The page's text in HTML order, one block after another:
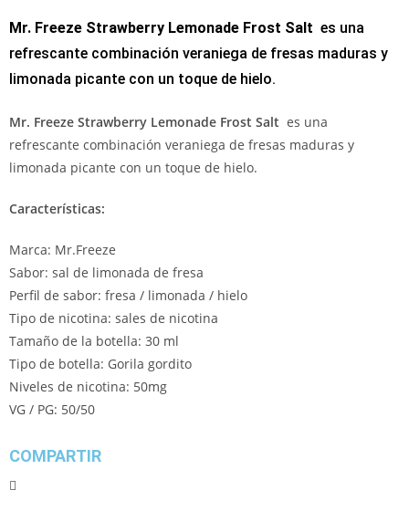
Mr. Freeze Strawberry Lemonade Frost Salt es una
refrescante combinación veraniega de fresas maduras y
limonada picante con un toque de hielo.
Mr. Freeze Strawberry Lemonade Frost Salt es una
refrescante combinación veraniega de fresas maduras y
limonada picante con un toque de hielo.
Características:
Marca: Mr.Freeze
Sabor: sal de limonada de fresa
Perfil de sabor: fresa / limonada / hielo
Tipo de nicotina: sales de nicotina
Tamaño de la botella: 30 ml
Tipo de botella: Gorila gordito
Niveles de nicotina: 50mg
VG / PG: 50/50
COMPARTIR